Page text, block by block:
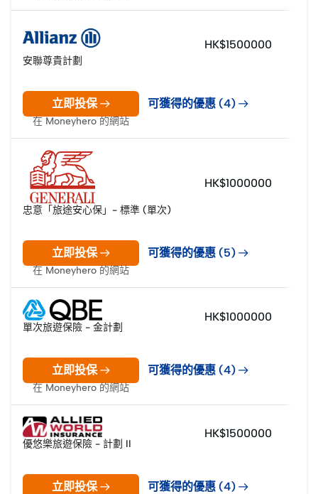
安聯尊貴計劃
HK$1500000
可獲得的優惠 (4)
立即投保
在 Moneyhero 的網站
忠意「旅途安心保」- 標準 (單次)
HK$1000000
可獲得的優惠 (5)
立即投保
在 Moneyhero 的網站
單次旅遊保險 - 金計劃
HK$1000000
可獲得的優惠 (4)
立即投保
在 Moneyhero 的網站
優悠樂旅遊保險 - 計劃 II
HK$1500000
可獲得的優惠 (4)
立即投保